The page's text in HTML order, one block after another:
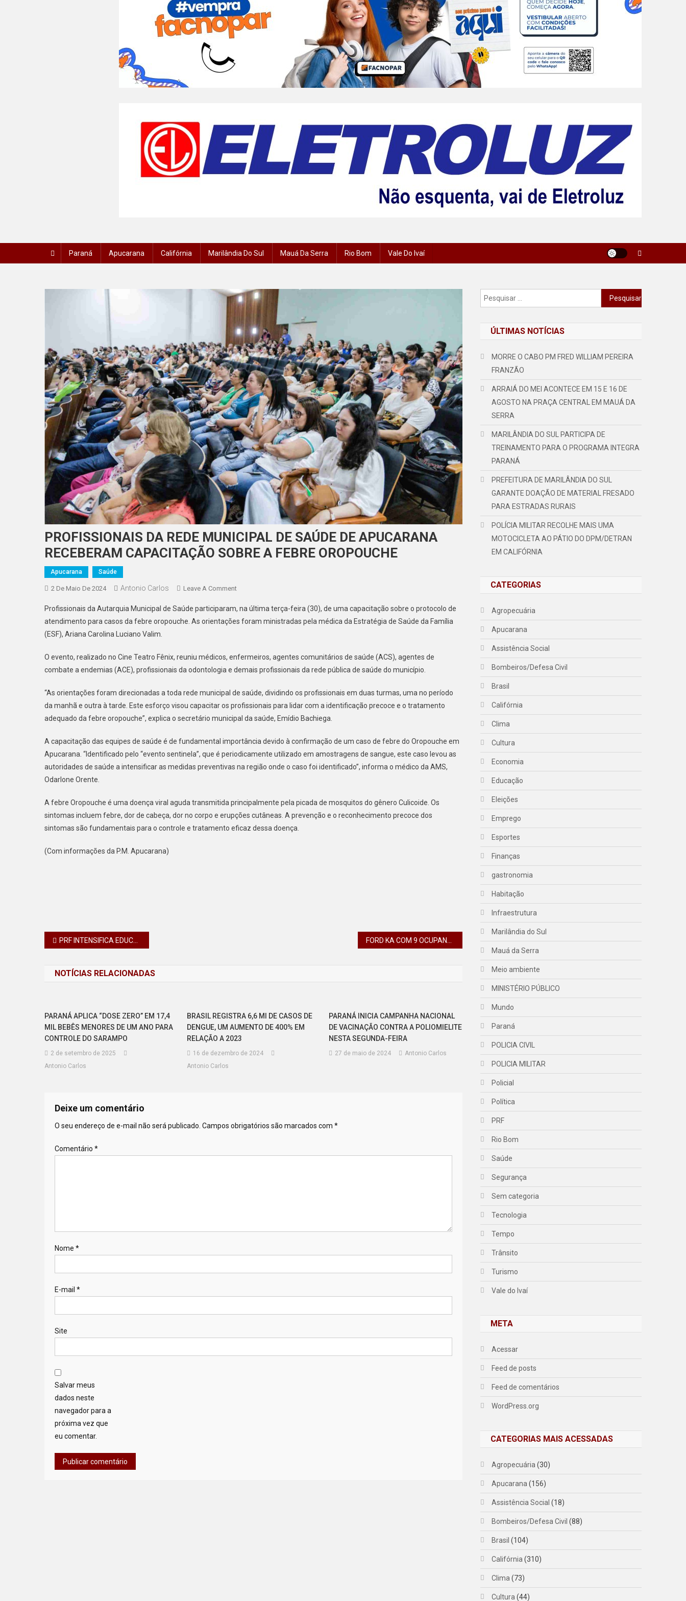
Paraná Apucarana Califórnia Marilândia Do Sul Mauá Da Serra Rio Bom Vale Do Ivaí
PROFISSIONAIS DA REDE MUNICIPAL DE SAÚDE DE APUCARANA
RECEBERAM CAPACITAÇÃO SOBRE A FEBRE OROPOUCHE
Apucarana Saúde
2 De Maio De 2024 Antonio Carlos Leave A CommentOn
DA
REDE
SAÚDE
DE
RECEBERAM
CAPACITAÇÃO
SOBRE
FEBRE
OROPOUCHE
Profissionais da Autarquia Municipal de Saúde participaram, na última terça-feira (30), de uma capacitação sobre o protocolo de
atendimento para casos da febre oropouche. As orientações foram ministradas pela médica da Estratégia de Saúde da Família
(ESF), Ariana Carolina Luciano Valim.
O evento, realizado no Cine Teatro Fênix, reuniu médicos, enfermeiros, agentes comunitários de saúde (ACS), agentes de
combate a endemias (ACE), profissionais da odontologia e demais profissionais da rede pública de saúde do município.
“As orientações foram direcionadas a toda rede municipal de saúde, dividindo os profissionais em duas turmas, uma no período
da manhã e outra à tarde. Este esforço visou capacitar os profissionais para lidar com a identificação precoce e o tratamento
adequado da febre oropouche”, explica o secretário municipal da saúde, Emídio Bachiega.
A capacitação das equipes de saúde é de fundamental importância devido à confirmação de um caso de febre do Oropouche em
Apucarana. “Identificado pelo “evento sentinela”, que é periodicamente utilizado em amostragens de sangue, este caso levou as
autoridades de saúde a intensificar as medidas preventivas na região onde o caso foi identificado”, informa o médico da AMS,
Odarlone Orente.
A febre Oropouche é uma doença viral aguda transmitida principalmente pela picada de mosquitos do gênero Culicoide. Os
sintomas incluem febre, dor de cabeça, dor no corpo e erupções cutâneas. A prevenção e o reconhecimento precoce dos
sintomas são fundamentais para o controle e tratamento eficaz dessa doença.
(Com informações da P.M. Apucarana)
Navegação
Post
PRF INTENSIFICA EDUCAÇÃO PARA O TRÂNSITO NO MAIO AMARELO NO PARANÁ
NOTÍCIAS RELACIONADAS
PARANÁ APLICA “DOSE ZERO” EM 17,4
MIL BEBÊS MENORES DE UM ANO PARA
CONTROLE DO SARAMPO
2 de setembro de 2025
Antonio Carlos
BRASIL REGISTRA 6,6 MI DE CASOS DE
DENGUE, UM AUMENTO DE 400% EM
RELAÇÃO A 2023
16 de dezembro de 2024
Antonio Carlos
PARANÁ INICIA CAMPANHA NACIONAL
DE VACINAÇÃO CONTRA A POLIOMIELITE
NESTA SEGUNDA-FEIRA
27 de maio de 2024 Antonio Carlos
Deixe um comentário
O seu endereço de e-mail não será publicado. Campos obrigatórios são marcados com *
Comentário *
Nome *
E-mail *
Site
Salvar meus
dados neste
navegador para a
próxima vez que
eu comentar.
Pesquisar
por:
ÚLTIMAS NOTÍCIAS
MORRE O CABO PM FRED WILLIAM PEREIRA
FRANZÃO
ARRAIÁ DO MEI ACONTECE EM 15 E 16 DE
AGOSTO NA PRAÇA CENTRAL EM MAUÁ DA
SERRA
MARILÂNDIA DO SUL PARTICIPA DE
TREINAMENTO PARA O PROGRAMA INTEGRA
PARANÁ
PREFEITURA DE MARILÂNDIA DO SUL
GARANTE DOAÇÃO DE MATERIAL FRESADO
PARA ESTRADAS RURAIS
POLÍCIA MILITAR RECOLHE MAIS UMA
MOTOCICLETA AO PÁTIO DO DPM/DETRAN
EM CALIFÓRNIA
CATEGORIAS
Agropecuária
Apucarana
Assistência Social
Bombeiros/Defesa Civil
Brasil
Califórnia
Clima
Cultura
Economia
Educação
Eleições
Emprego
Esportes
Finanças
gastronomia
Habitação
Infraestrutura
Marilândia do Sul
Mauá da Serra
Meio ambiente
MINISTÉRIO PÚBLICO
Mundo
Paraná
POLICIA CIVIL
POLICIA MILITAR
Policial
Política
PRF
Rio Bom
Saúde
Segurança
Sem categoria
Tecnologia
Tempo
Trânsito
Turismo
Vale do Ivaí
META
Acessar
Feed de posts
Feed de comentários
WordPress.org
CATEGORIAS MAIS ACESSADAS
Agropecuária (30)
Apucarana (156)
Assistência Social (18)
Bombeiros/Defesa Civil (88)
Brasil (104)
Califórnia (310)
Clima (73)
Cultura (44)